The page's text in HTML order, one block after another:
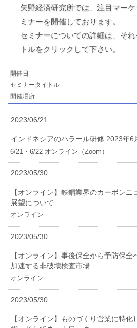
矢野経済研究所では、注目マー
ミナーを開催しております。
セミナーについての詳細は、そ
トルをクリックして下さい。
開催日
セミナータイトル
開催場所
2023/06/21
インドネシアのハラール研修 2023年6
6/21・6/22 オンライン（Zoom）
2023/05/30
【オンライン】鉄鋼業界のカーボンニ
展望について
オンライン
2023/05/30
【オンライン】事後保全から予防保
加速する非破壊検査市場
オンライン
2023/05/30
【オンライン】ものづくり営業に特